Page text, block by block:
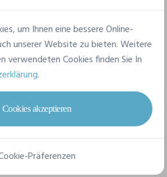
um Ihnen eine bessere Online-
unserer Website zu bieten. Weitere
verwendeten Cookies finden Sie In
.
Cookies akzeptieren
Präferenzen